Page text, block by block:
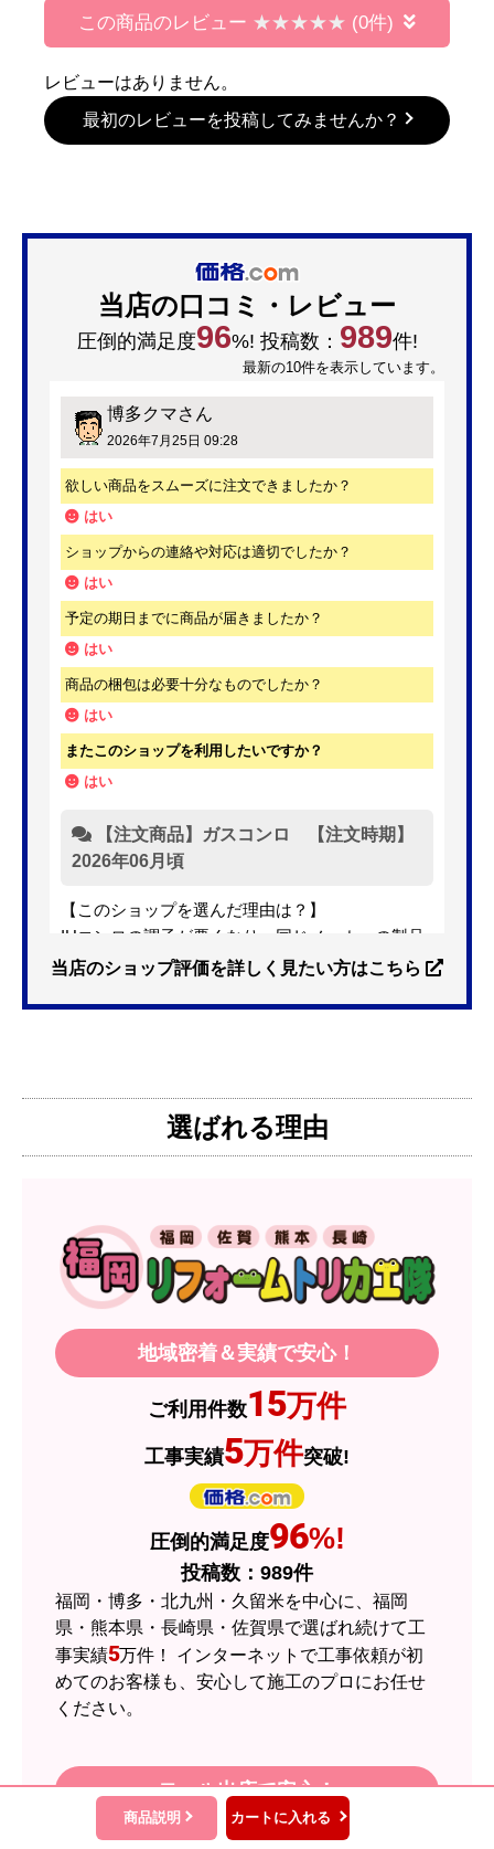
この商品のレビュー (0件)
レビューはありません。
最初のレビューを投稿してみませんか？
当店の口コミ・レビュー
圧倒的満足度96%! 投稿数： 989件!
最新の10件を表示しています。
博多クマさん
2026年7月25日 09:28
欲しい商品をスムーズに注文できましたか？
はい
ショップからの連絡や対応は適切でしたか？
はい
予定の期日までに商品が届きましたか？
はい
商品の梱包は必要十分なものでしたか？
はい
またこのショップを利用したいですか？
はい
【注文商品】ガスコンロ 【注文時期】
2026年06月頃
【このショップを選んだ理由は？】
IHコンロの調子が悪くなり、同じメーカーの製品
を探していました。ただ、3口から2口のものへ変
は需要が少なく製品によっては割高になるとのこ
ろ、希望した製品が量販店よりかなり安い価格で
あったので購入いたしました。
【その他感想・コメント】
製品価格もですが、設置や保証なども充実してい
るので、今後も頼りになるショップの一つです。
2026年7月3日 19:01
欲しい商品をスムーズに注文できましたか？
ショップからの連絡や対応は適切でしたか？
予定の期日までに商品が届きましたか？
はい
商品の梱包は必要十分なものでしたか？
はい
またこのショップを利用したいですか？
【注文商品】エアコン・クーラー 【注
文時期】2026年05月頃（モバイルから）
当店のショップ評価を詳しく見たい方はこちら
選ばれる理由
地域密着＆実績で安心！
ご利用件数15万件
工事実績5万件突破!
圧倒的満足度96%!
投稿数： 989件
福岡・博多・北九州・久留米を中心に、福岡
県・熊本県・長崎県・佐賀県で選ばれ続けて工
事実績5万件！ インターネットで工事依頼が初
めてのお客様も、安心して施工のプロにお任せ
ください。
モール出店で安心！
商品説明 カートに入れる